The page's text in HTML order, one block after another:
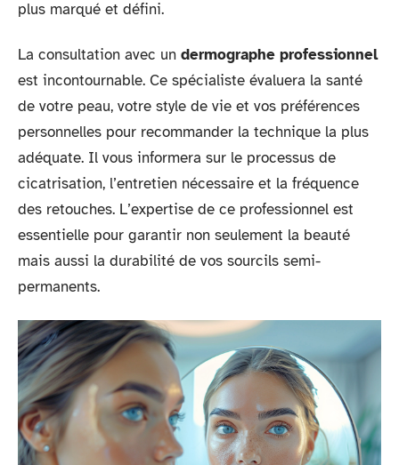
plus marqué et défini.
La consultation avec un dermographe professionnel
est incontournable. Ce spécialiste évaluera la santé
de votre peau, votre style de vie et vos préférences
personnelles pour recommander la technique la plus
adéquate. Il vous informera sur le processus de
cicatrisation, l’entretien nécessaire et la fréquence
des retouches. L’expertise de ce professionnel est
essentielle pour garantir non seulement la beauté
mais aussi la durabilité de vos sourcils semi-
permanents.